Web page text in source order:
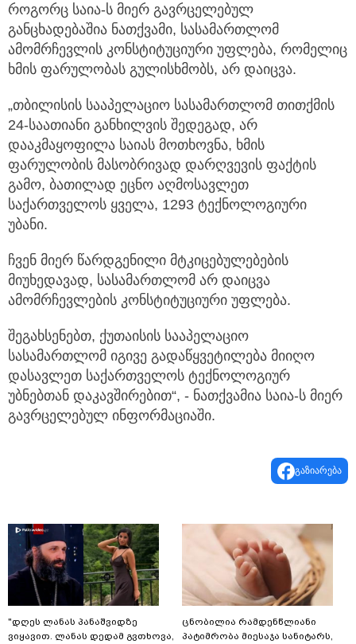
როგორც საია-ს მიერ გავრცელებულ
განცხადებაშია ნათქვამი, სასამართლომ
ამომრჩევლის კონსტიტუციური უფლება, რომელიც
ხმის ფარულობას გულისხმობს, არ დაიცვა.
„თბილისის სააპელაციო სასამართლომ თითქმის
24-საათიანი განხილვის შედეგად, არ
დააკმაყოფილა საიას მოთხოვნა, ხმის
ფარულობის მასობრივად დარღვევის ფაქტის
გამო, ბათილად ეცნო აღმოსავლეთ
საქართველოს ყველა, 1293 ტექნოლოგიური
უბანი.
ჩვენ მიერ წარდგენილი მტკიცებულებების
მიუხედავად, სასამართლომ არ დაიცვა
ამომრჩევლების კონსტიტუციური უფლება.
შეგახსენებთ, ქუთაისის სააპელაციო
სასამართლომ იგივე გადაწყვეტილება მიიღო
დასავლეთ საქართველოს ტექნოლოგიურ
უბნებთან დაკავშირებით“, - ნათქვამია საია-ს მიერ
გავრცელებულ ინფორმაციაში.
გაზიარება
"დღეს ლანას პანაშვიდზე
ვიყავით. ლანას დედამ გვთხოვა,
ცნობილია რამდენწლიანი
პატიმრობა მიესაჯა სანიტარს,